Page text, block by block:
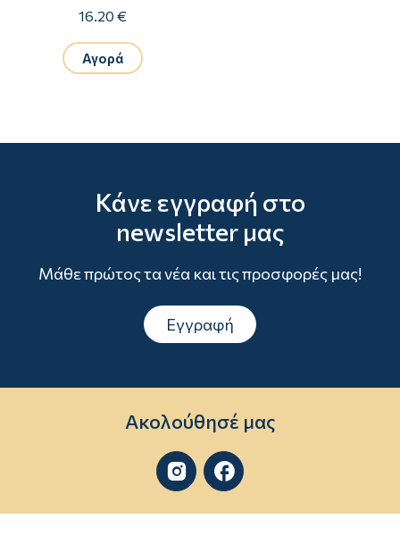
16.20 €
Αγορά
Κάνε εγγραφή στο
newsletter μας
Μάθε πρώτος τα νέα και τις προσφορές μας!
Εγγραφή
Ακολούθησέ μας
 